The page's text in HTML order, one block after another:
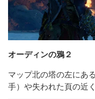
オーディンの鴉２
マップ北の塔の左にあ
手）や失われた頁の近く